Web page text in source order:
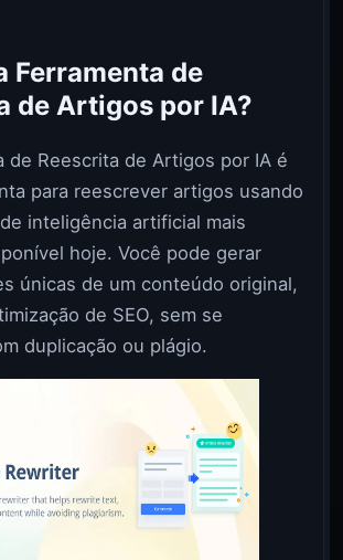
Ferramenta de
de Artigos por IA?
de Reescrita de Artigos por IA é
para reescrever artigos usando
inteligência artificial mais
hoje. Você pode gerar
únicas de um conteúdo original,
de SEO, sem se
duplicação ou plágio.